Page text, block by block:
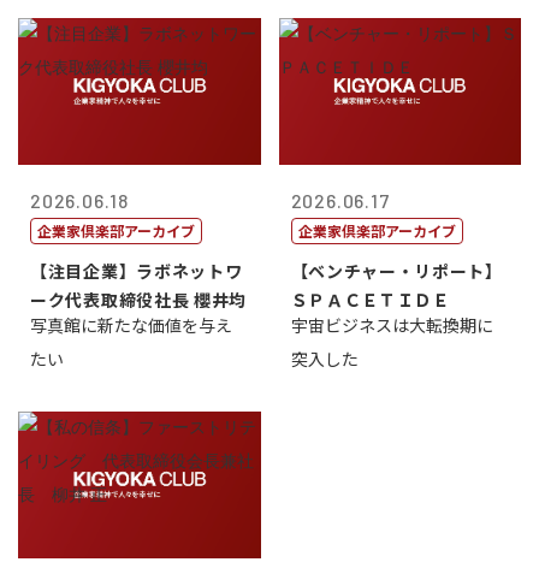
2026.06.18
企業家倶楽部アーカイブ
【注目企業】ラボネットワ
ーク代表取締役社長 櫻井均
写真館に新たな価値を与え
たい
2026.06.17
企業家倶楽部アーカイブ
【ベンチャー・リポート】
ＳＰＡＣＥＴＩＤＥ
宇宙ビジネスは大転換期に
突入した